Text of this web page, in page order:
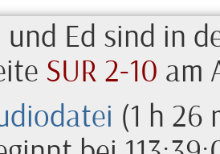
und Ed sind in
SUR 2-10 am
(1 h 26